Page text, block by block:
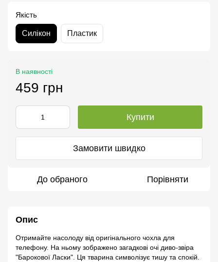
Якість
Силікон Пластик
В наявності
459 грн
Купити
Замовити швидко
До обраного Порівняти
Опис
Отримайте насолоду від оригінального чохла для
телефону. На ньому зображено загадкові очі диво-звіра
"Барокової Ласки". Ця тварина символізує тишу та спокій.